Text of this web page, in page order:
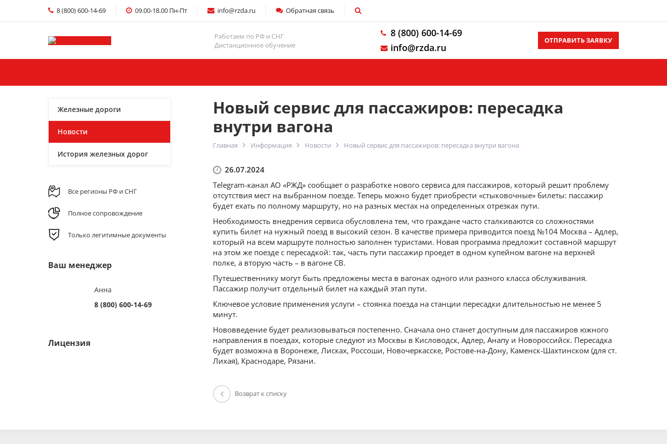
8 (800) 600-14-69 09.00-18.00 Пн-Пт info@rzda.ru Обратная связь
Работаем по РФ и СНГ
Дистанционное обучение
8 (800) 600-14-69
info@rzda.ru
ОТПРАВИТЬ ЗАЯВКУ
Новый сервис для пассажиров: пересадка
внутри вагона
Главная Информация Новости Новый сервис для пассажиров: пересадка внутри вагона
26.07.2024
Telegram-канал АО «РЖД» сообщает о разработке нового сервиса для пассажиров, который решит проблему
отсутствия мест на выбранном поезде. Теперь можно будет приобрести «стыковочные» билеты: пассажир
будет ехать по полному маршруту, но на разных местах на определенных отрезках пути.
Необходимость внедрения сервиса обусловлена тем, что граждане часто сталкиваются со сложностями
купить билет на нужный поезд в высокий сезон. В качестве примера приводится поезд №104 Москва – Адлер,
который на всем маршруте полностью заполнен туристами. Новая программа предложит составной маршрут
на этом же поезде с пересадкой: так, часть пути пассажир проедет в одном купейном вагоне на верхней
полке, а вторую часть – в вагоне СВ.
Путешественнику могут быть предложены места в вагонах одного или разного класса обслуживания.
Пассажир получит отдельный билет на каждый этап пути.
Ключевое условие применения услуги – стоянка поезда на станции пересадки длительностью не менее 5
минут.
Нововведение будет реализовываться постепенно. Сначала оно станет доступным для пассажиров южного
направления в поездах, которые следуют из Москвы в Кисловодск, Адлер, Анапу и Новороссийск. Пересадка
будет возможна в Воронеже, Лисках, Россоши, Новочеркасске, Ростове-на-Дону, Каменск-Шахтинском (для ст.
Лихая), Краснодаре, Рязани.
Возврат к списку
Железные дороги
Новости
История железных дорог
Все регионы РФ и СНГ
Полное сопровождение
Только легитимные документы
Ваш менеджер
Анна
8 (800) 600-14-69
Лицензия